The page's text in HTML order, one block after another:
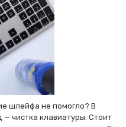
шлейфа не помогло? В
чистка клавиатуры. Стоит